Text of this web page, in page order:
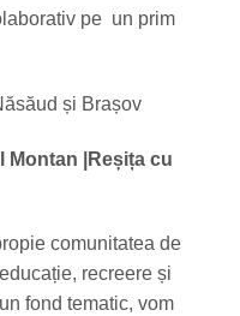
pe un prim
și Brașov
Montan
Reșița cu
comunitatea de
recreere și
fond tematic, vom